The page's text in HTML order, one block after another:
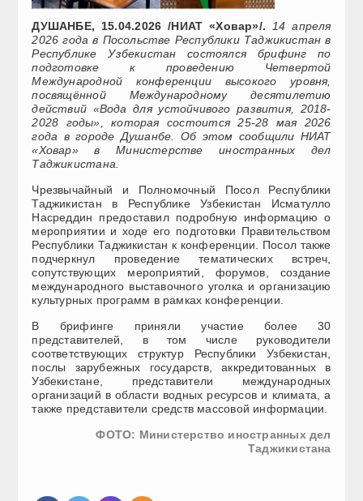
ДУШАНБЕ, 15.04.2026 /НИАТ «Ховар»/.
14 апреля
2026 года в Посольстве Республики Таджикистан в
Республике Узбекистан состоялся брифинг по
подготовке к проведению Четвертой
Международной конференции высокого уровня,
посвящённой Международному десятилетию
действий «Вода для устойчивого развития, 2018-
2028 годы», которая состоится 25-28 мая 2026
года в городе Душанбе. Об этом сообщили НИАТ
«Ховар» в Министерстве иностранных дел
Таджикистана.
Чрезвычайный и Полномочный Посол Республики
Таджикистан в Республике Узбекистан Исматулло
Насреддин предоставил подробную информацию о
мероприятии и ходе его подготовки Правительством
Республики Таджикистан к конференции. Посол также
подчеркнул проведение тематических встреч,
сопутствующих мероприятий, форумов, создание
международного выставочного уголка и организацию
культурных программ в рамках конференции.
В брифинге приняли участие более 30
представителей, в том числе руководители
соответствующих структур Республики Узбекистан,
послы зарубежных государств, аккредитованных в
Узбекистане, представители международных
организаций в области водных ресурсов и климата, а
также представители средств массовой информации.
ФОТО: Министерство иностранных дел
Таджикистана